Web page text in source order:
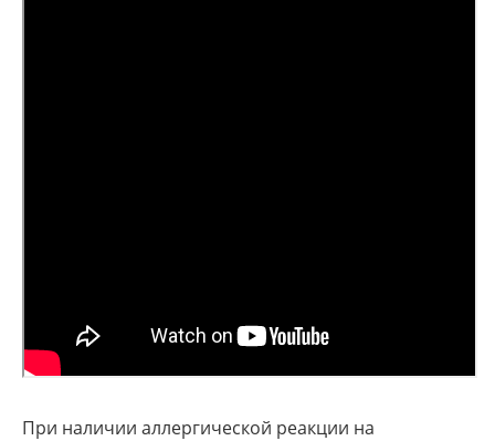
При наличии аллергической реакции на